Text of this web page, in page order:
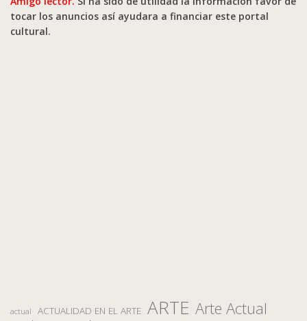
tocar los anuncios así ayudara a financiar este portal
cultural.
actual ACTUALIDAD EN EL ARTE ARTE Arte Actual